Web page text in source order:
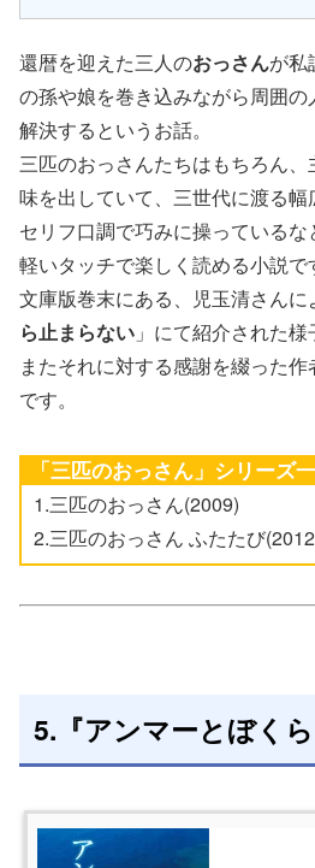
還暦を迎えた三人のおっさんが私
の孫や娘を巻き込みながら周囲
解決するというお話。
三匹のおっさんたちはもちろん
味を出していて、三世代に渡る
セリフ口調で巧みに操っているな
軽いタッチで楽しく読める小説で
文庫版巻末にある、児玉清さんに
ら止まらない 」にて紹介された様
またそれに対する感謝を綴った
です。
「三匹のおっさん」シリーズ
1.三匹のおっさん(2009)
2.三匹のおっさん ふたたび
5.『アンマーとぼくら